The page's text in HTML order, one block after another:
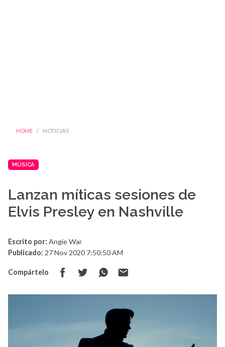
HOME NOTICIAS
MÚSICA
Lanzan míticas sesiones de
Elvis Presley en Nashville
Escrito por: Angie War
Publicado: 27 Nov 2020 7:50:50 AM
Compártelo